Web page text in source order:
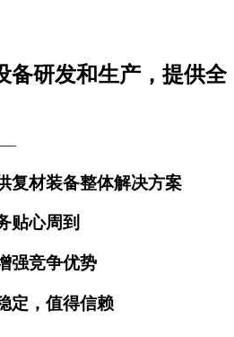
备研发和生产，提供全
复材装备整体解决方案
贴心周到
强竞争优势
定，值得信赖